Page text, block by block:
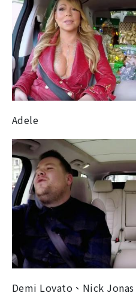
Adele
Demi Lovato、Nick Jonas